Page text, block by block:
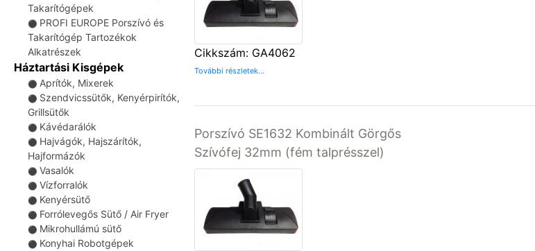
Takarítógépek
⚫ PROFI EUROPE Porszívó és
Takarítógép Tartozékok
Alkatrészek
Háztartási Kisgépek
⚫ Aprítók, Mixerek
⚫ Szendvicssütők, Kenyérpirítók,
Grillsütők
⚫ Kávédarálók
⚫ Hajvágók, Hajszárítók,
Hajformázók
⚫ Vasalók
⚫ Vízforralók
⚫ Kenyérsütő
⚫ Forrólevegős Sütő / Air Fryer
⚫ Mikrohullámú sütő
⚫ Konyhai Robotgépek
Cikkszám: GA4062
További részletek...
Porszívó SE1632 Kombinált Görgős
Szívófej 32mm (fém talprésszel)